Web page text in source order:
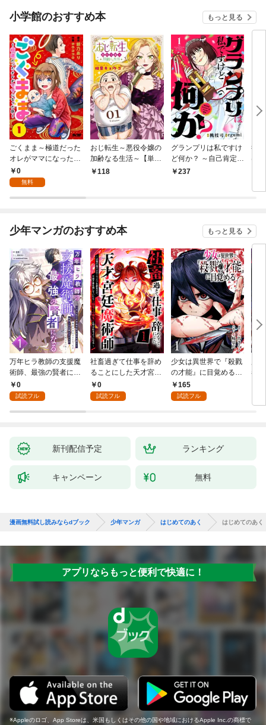
小学館のおすすめ本 もっと見る
ごくまま～極道だった
オレがママになった話
～【単話】（１）
0
無料
おじ転生～悪役令嬢の
加齢なる生活～【単
話】（１）
118
グランプリは私ですけ
ど何か？ ～自己肯定モ
ンスターのミスコン無
237
後
は
少年マンガのおすすめ本 もっと見る
万年ヒラ教師の支援魔
術師、最強の賢者にな
る～不人気の支援魔術
師は給料泥棒だと魔術
が、出世した元教え子
0
試読フル
社畜過ぎて仕事を辞め
ることにした天才宮廷
魔術師～辺境の地でス
ローライフを夢見る
0
試読フル
少女は異世界で『殺戮
の才能』に目覚める
(話売り) #1
165
試読フル
者
新刊配信予定 ランキング
キャンペーン 無料
漫画無料試し読みならdブック 少年マンガ はじめてのあく はじめてのあく
アプリならもっと便利で快適に！
Appleのロゴ、App Storeは、米国もしくはその他の国や地域におけるApple Inc.の商標で